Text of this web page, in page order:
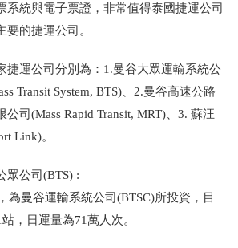
系統與電子票證，非常值得泰國捷運公司
的捷運公司。
捷運公司分別為：1.曼谷大眾運輸系統公
Transit System, BTS)、2.曼谷高速公路
司(Mass Rapid Transit, MRT)、3. 蘇汪
Link)。
眾公司(BTS) :
為曼谷運輸系統公司(BTSC)所投資，目
，日運量為71萬人次。